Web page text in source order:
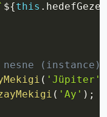
${this .
(instance)
( 'Jüpiter'
( 'Ay' ) ;